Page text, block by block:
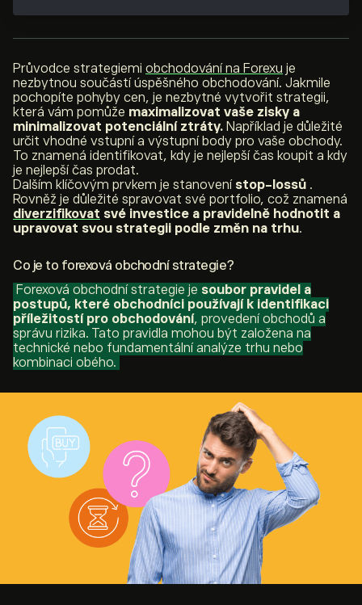
Průvodce strategiemi obchodování na Forexu je
nezbytnou součástí úspěšného obchodování. Jakmile
pochopíte pohyby cen, je nezbytné vytvořit strategii,
která vám pomůže maximalizovat vaše zisky a
minimalizovat potenciální ztráty. Například je důležité
určit vhodné vstupní a výstupní body pro vaše obchody.
To znamená identifikovat, kdy je nejlepší čas koupit a kdy
je nejlepší čas prodat.
Dalším klíčovým prvkem je stanovení stop-lossů .
Rovněž je důležité spravovat své portfolio, což znamená
diverzifikovat své investice a pravidelně hodnotit a
upravovat svou strategii podle změn na trhu.
Co je to forexová obchodní strategie?
Forexová obchodní strategie je soubor pravidel a
postupů, které obchodníci používají k identifikaci
příležitostí pro obchodování, provedení obchodů a
správu rizika. Tato pravidla mohou být založena na
technické nebo fundamentální analýze trhu nebo
kombinaci obého.